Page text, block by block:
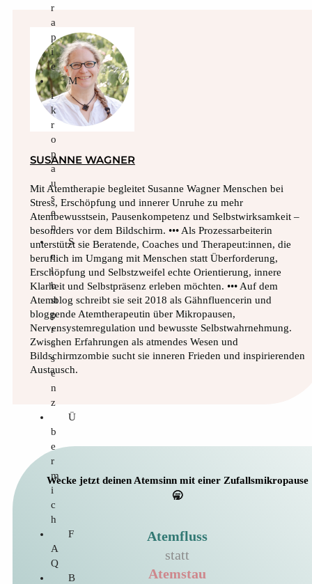
r
a
p
i
e
M
i
k
r
o
p
a
u
s
e
n
S
e
l
b
st
p
r
ä
s
e
n
z
Ü
b
e
r
m
i
c
h
F
A
Q
B
SUSANNE WAGNER
Mit Atemtherapie begleitet Susanne Wagner Menschen bei
Stress, Erschöpfung und innerer Unruhe zu mehr
Atembewusstsein, Pausenkompetenz und Selbstwirksamkeit –
besonders vor dem Bildschirm. ••• Als Prozessarbeiterin
unterstützt sie Beratende, Coaches und Therapeut:innen, die
beruflich im Umgang mit Menschen statt Überforderung,
Erschöpfung und Selbstzweifel echte Orientierung, innere
Klarheit und Selbstpräsenz erleben möchten. ••• Auf dem
Atemblog schreibt sie seit 2018 als Gähnfluencerin und
bloggende Atemtherapeutin über Mikropausen,
Nervensystemregulation und bewusste Selbstwahrnehmung.
Zwischen Erfahrungen als atmendes Wesen und
Bildschirmzombie sucht sie inneren Frieden und inspirierenden
Austausch.
Wecke jetzt deinen Atemsinn mit einer Zufallsmikropause
🥱
Atemfluss
statt
Atemstau